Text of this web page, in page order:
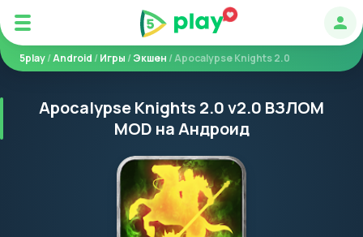
5play/Android /Игры /Экшен / Apocalypse Knights 2.0
Apocalypse Knights 2.0 v2.0 ВЗЛОМ
MOD на Андроид